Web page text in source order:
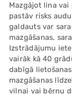
Mazgājot lina
pastāv risks
galdauts var
mazgāšanas,
Izstrādājumu
vairāk kā 40
dabīgā
mazgāšanas
vilnai vai bērnu